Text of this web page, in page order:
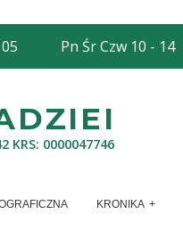
Pn Śr Czw 10 - 14
KRS: 0000047746
KRONIKA